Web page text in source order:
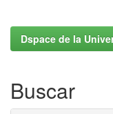
Dspace de la
Buscar